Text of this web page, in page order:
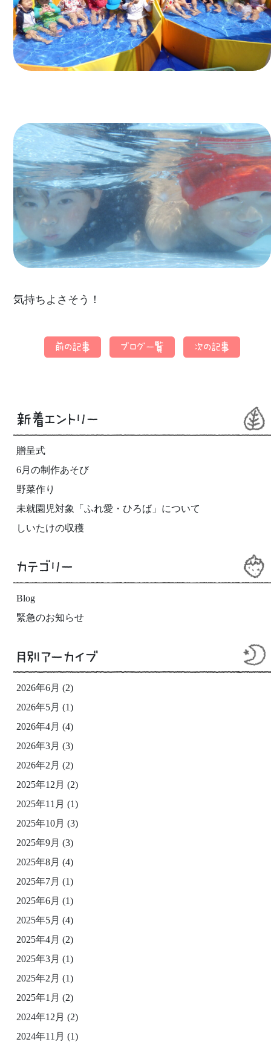
気持ちよさそう！
前の記事 ブログ一覧 次の記事
新着エントリー
贈呈式
6月の制作あそび
野菜作り
未就園児対象「ふれ愛・ひろば」について
しいたけの収穫
カテゴリー
Blog
緊急のお知らせ
月別アーカイブ
2026年6月 (2)
2026年5月 (1)
2026年4月 (4)
2026年3月 (3)
2026年2月 (2)
2025年12月 (2)
2025年11月 (1)
2025年10月 (3)
2025年9月 (3)
2025年8月 (4)
2025年7月 (1)
2025年6月 (1)
2025年5月 (4)
2025年4月 (2)
2025年3月 (1)
2025年2月 (1)
2025年1月 (2)
2024年12月 (2)
2024年11月 (1)